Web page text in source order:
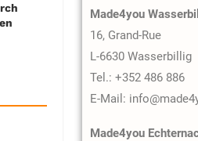
Made4you
16, Grand-Rue
L-6630 Wasserbillig
Tel.: +352 486 886
E-Mail:
Made4you